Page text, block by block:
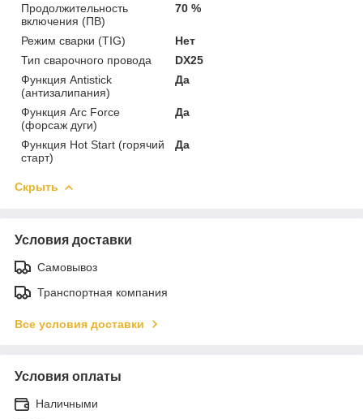
Продолжительность
включения (ПВ)
70 %
Режим сварки (TIG)
Нет
Тип сварочного провода
DX25
Функция Antistick
(антизалипания)
Да
Функция Arc Force
(форсаж дуги)
Да
Функция Hot Start (горячий
старт)
Да
Скрыть
Условия доставки
Самовывоз
Транспортная компания
Все условия доставки
Условия оплаты
Наличными